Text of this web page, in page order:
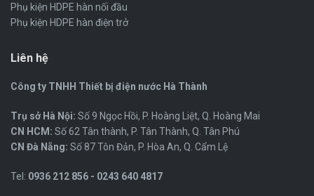
Phụ kiện HDPE hàn nối đầu
Phụ kiện HDPE hàn điện trở
Liên hệ
Công ty TNHH Thiết bị điện nước Hà Thành
Trụ sở Hà Nội: Số 9 Ngọc Hồi, P. Hoàng Liệt, Q. Hoàng Mai
CN HCM: Số 62 Tân thành, P. Tân Thành, Q. Tân Phú
CN Đà Nẵng: Số 87 Tôn Đản, P. Hòa An, Q. Cẩm Lệ
Tel: 0936 212 856 - 0243 640 4817